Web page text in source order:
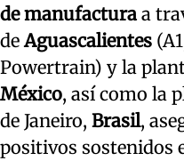
de manufactura a
deAguascalientes
Powertrain) y la
México, así como la
de Janeiro, Brasil,
positivos sostenidos